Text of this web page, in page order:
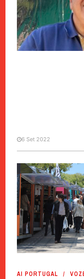
EVENTOS
Feira do
Arnaldo
obras de
6 Set 2022
AI PORTUGAL